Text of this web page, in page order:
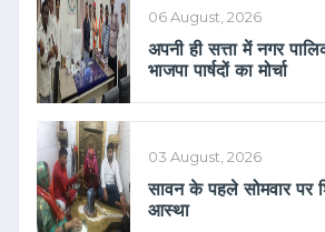
06 August, 2026
अपनी ही सत्ता में नगर
भाजपा पार्षदों का मोर्चा
03 August, 2026
सावन के पहले सोमवार पर
आस्था